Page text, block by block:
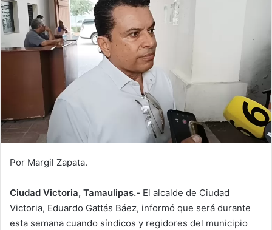
Por Margil Zapata.
Ciudad Victoria, Tamaulipas.- El alcalde de Ciudad
Victoria, Eduardo Gattás Báez, informó que será durante
esta semana cuando síndicos y regidores del municipio